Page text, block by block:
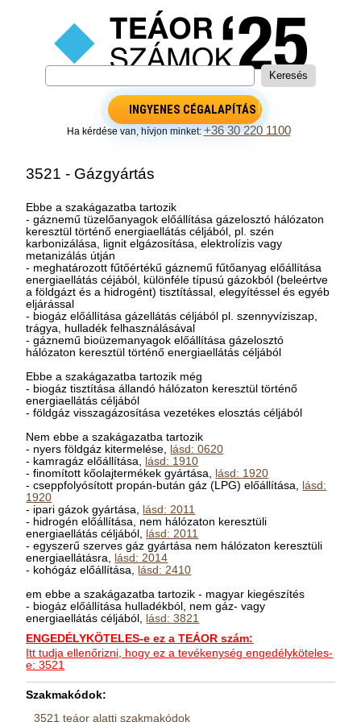
INGYENES CÉGALAPÍTÁS
Ha kérdése van, hívjon minket:+36 30 220 1100
3521 - Gázgyártás
Ebbe a szakágazatba tartozik
- gáznemű tüzelőanyagok előállítása gázelosztó hálózaton
keresztül történő energiaellátás céljából, pl. szén
karbonizálása, lignit elgázosítása, elektrolízis vagy
metanizálás útján
- meghatározott fűtőértékű gáznemű fűtőanyag előállítása
energiaellátás céjából, különféle típusú gázokból (beleértve
a földgázt és a hidrogént) tisztítással, elegyítéssel és egyéb
eljárással
- biogáz előállítása gázellátás céljából pl. szennyvíziszap,
trágya, hulladék felhasználásával
- gáznemű bioüzemanyagok előállítása gázelosztó
hálózaton keresztül történő energiaellátás céljából
Ebbe a szakágazatba tartozik még
- biogáz tisztítása állandó hálózaton keresztül történő
energiaellátás céljából
- földgáz visszagázosítása vezetékes elosztás céljából
Nem ebbe a szakágazatba tartozik
- nyers földgáz kitermelése, lásd: 0620
- kamragáz előállítása, lásd: 1910
- finomított kőolajtermékek gyártása, lásd: 1920
- cseppfolyósított propán-bután gáz (LPG) előállítása, lásd:
1920
- ipari gázok gyártása, lásd: 2011
- hidrogén előállítása, nem hálózaton keresztüli
energiaellátás céljából, lásd: 2011
- egyszerű szerves gáz gyártása nem hálózaton keresztüli
energiaellátásra, lásd: 2014
- kohógáz előállítása, lásd: 2410
em ebbe a szakágazatba tartozik - magyar kiegészítés
- biogáz előállítása hulladékból, nem gáz- vagy
energiaellátás céljából, lásd: 3821
ENGEDÉLYKÖTELES-e ez a TEÁOR szám:
Itt tudja ellenőrizni, hogy ez a tevékenység engedélyköteles-
e: 3521
Szakmakódok:
3521 teáor alatti szakmakódok